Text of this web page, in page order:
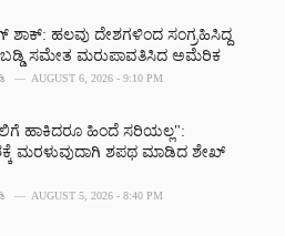
ಶಾಕ್: ಹಲವು ದೇಶಗಳಿಂದ ಸಂಗ್ರಹಿಸಿದ್ದ
ಬಡ್ಡಿ ಸಮೇತ ಮರುಪಾವತಿಸಿದ ಅಮೆರಿಕ
AUGUST 6, 2026 - 9:10 PM
ಹಾಕಿದರೂ ಹಿಂದೆ ಸರಿಯಲ್ಲ":
ಮರಳುವುದಾಗಿ ಶಪಥ ಮಾಡಿದ ಶೇಖ್
AUGUST 5, 2026 - 8:40 PM